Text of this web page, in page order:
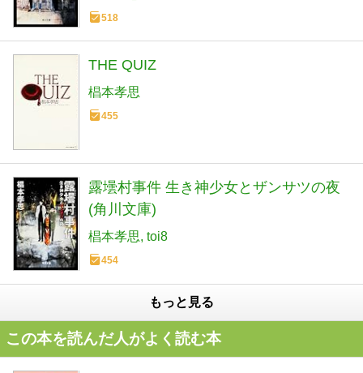
518
THE QUIZ
椙本孝思
455
露壜村事件 生き神少女とザンサツの夜
(角川文庫)
椙本孝思 toi8
454
もっと見る
この本を読んだ人がよく読む本